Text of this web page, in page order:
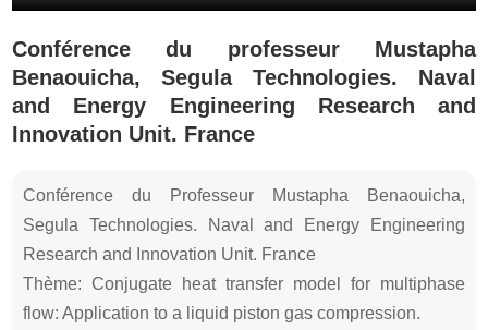
Conférence du professeur Mustapha
Benaouicha, Segula Technologies. Naval
and Energy Engineering Research and
Innovation Unit. France
Conférence du Professeur Mustapha Benaouicha,
Segula Technologies. Naval and Energy Engineering
Research and Innovation Unit. France
Thème: Conjugate heat transfer model for multiphase
flow: Application to a liquid piston gas compression.